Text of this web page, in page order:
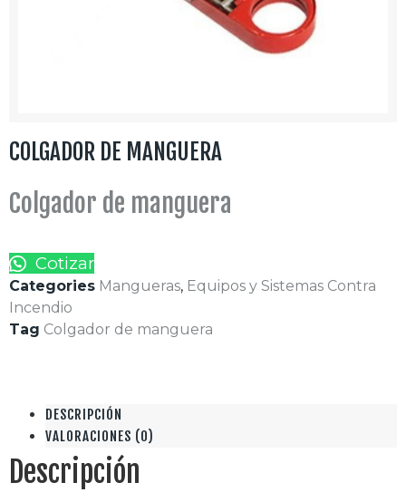
COLGADOR DE MANGUERA
Colgador de manguera
Cotizar
Categories Mangueras, Equipos y Sistemas Contra
Incendio
Tag Colgador de manguera
DESCRIPCIÓN
VALORACIONES (0)
Descripción